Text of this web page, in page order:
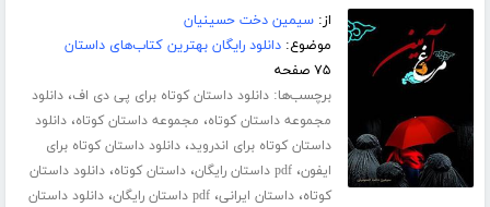
از:سیمین دخت حسینیان
موضوع:دانلود رایگان بهترین کتاب‌های داستان
۷۵ صفحه
برچسب‌ها:دانلود داستان کوتاه برای پی دی اف،دانلود
مجموعه داستان کوتاه، مجموعه داستان کوتاه،دانلود
داستان کوتاه برای اندروید،دانلود داستان کوتاه برای
ایفون،pdf داستان رایگان ،داستان کوتاه،دانلود داستان
کوتاه،داستان ایرانی،pdf داستان رایگان ،دانلود داستان